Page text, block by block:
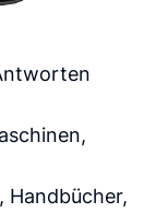
Handbücher,